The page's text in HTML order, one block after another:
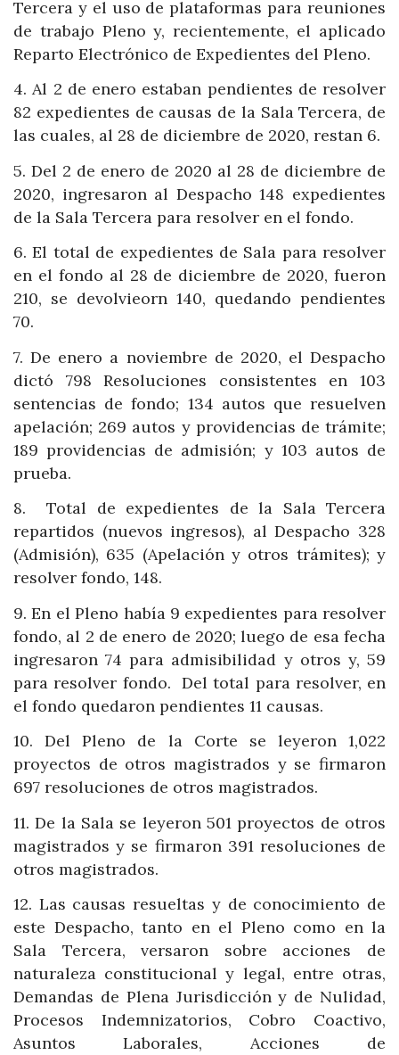
Tercera y el uso de plataformas para reuniones
de trabajo Pleno y, recientemente, el aplicado
Reparto Electrónico de Expedientes del Pleno.
4. Al 2 de enero estaban pendientes de resolver
82 expedientes de causas de la Sala Tercera, de
las cuales, al 28 de diciembre de 2020, restan 6.
5. Del 2 de enero de 2020 al 28 de diciembre de
2020, ingresaron al Despacho 148 expedientes
de la Sala Tercera para resolver en el fondo.
6. El total de expedientes de Sala para resolver
en el fondo al 28 de diciembre de 2020, fueron
210, se devolvieorn 140, quedando pendientes
70.
7. De enero a noviembre de 2020, el Despacho
dictó 798 Resoluciones consistentes en 103
sentencias de fondo; 134 autos que resuelven
apelación; 269 autos y providencias de trámite;
189 providencias de admisión; y 103 autos de
prueba.
8.
Total de expedientes de la Sala Tercera
repartidos (nuevos ingresos), al Despacho 328
(Admisión), 635 (Apelación y otros trámites); y
resolver fondo, 148.
9. En el Pleno había 9 expedientes para resolver
fondo, al 2 de enero de 2020; luego de esa fecha
ingresaron 74 para admisibilidad y otros y, 59
para resolver fondo. Del total para resolver, en
el fondo quedaron pendientes 11 causas.
10. Del Pleno de la Corte se leyeron 1,022
proyectos de otros magistrados y se firmaron
697 resoluciones de otros magistrados.
11. De la Sala se leyeron 501 proyectos de otros
magistrados y se firmaron 391 resoluciones de
otros magistrados.
12. Las causas resueltas y de conocimiento de
este Despacho, tanto en el Pleno como en la
Sala Tercera, versaron sobre acciones de
naturaleza constitucional y legal, entre otras,
Demandas de Plena Jurisdicción y de Nulidad,
Procesos Indemnizatorios, Cobro Coactivo,
Asuntos Laborales, Acciones de